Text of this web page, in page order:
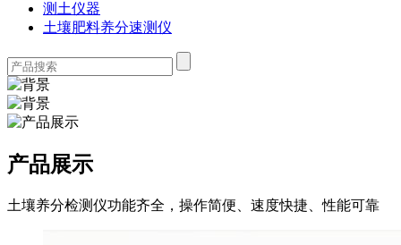
测土仪器
土壤肥料养分速测仪
产品展示
土壤养分检测仪功能齐全，操作简便、速度快捷、性能可靠